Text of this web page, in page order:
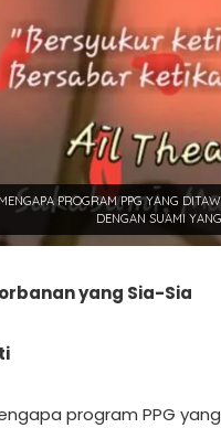
MENGAPA PROGRAM PPG YANG
DENGAN SUAMI
yang Sia-Sia
program PPG